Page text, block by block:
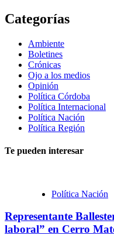
Categorías
Ambiente
Boletines
Crónicas
Ojo a los medios
Opinión
Política Córdoba
Política Internacional
Política Nación
Política Región
Te pueden interesar
Política Nación
Representante
laboral” en Cerro